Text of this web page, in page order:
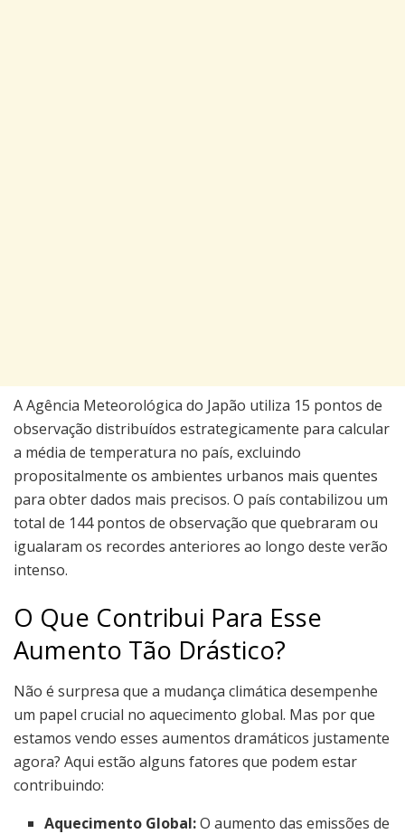
A Agência Meteorológica do Japão utiliza 15 pontos de
observação distribuídos estrategicamente para calcular
a média de temperatura no país, excluindo
propositalmente os ambientes urbanos mais quentes
para obter dados mais precisos. O país contabilizou um
total de 144 pontos de observação que quebraram ou
igualaram os recordes anteriores ao longo deste verão
intenso.
O Que Contribui Para Esse
Aumento Tão Drástico?
Não é surpresa que a mudança climática desempenhe
um papel crucial no aquecimento global. Mas por que
estamos vendo esses aumentos dramáticos justamente
agora? Aqui estão alguns fatores que podem estar
contribuindo:
Aquecimento Global:O aumento das emissões de